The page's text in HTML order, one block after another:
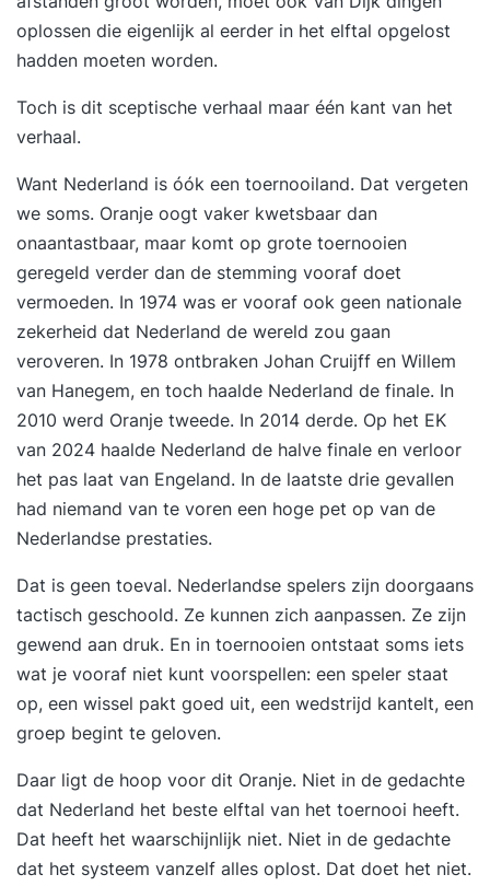
oplossen die eigenlijk al eerder in het elftal opgelost
hadden moeten worden.
Toch is dit sceptische verhaal maar één kant van het
verhaal.
Want Nederland is óók een toernooiland. Dat vergeten
we soms. Oranje oogt vaker kwetsbaar dan
onaantastbaar, maar komt op grote toernooien
geregeld verder dan de stemming vooraf doet
vermoeden. In 1974 was er vooraf ook geen nationale
zekerheid dat Nederland de wereld zou gaan
veroveren. In 1978 ontbraken Johan Cruijff en Willem
van Hanegem, en toch haalde Nederland de finale. In
2010 werd Oranje tweede. In 2014 derde. Op het EK
van 2024 haalde Nederland de halve finale en verloor
het pas laat van Engeland. In de laatste drie gevallen
had niemand van te voren een hoge pet op van de
Nederlandse prestaties.
Dat is geen toeval. Nederlandse spelers zijn doorgaans
tactisch geschoold. Ze kunnen zich aanpassen. Ze zijn
gewend aan druk. En in toernooien ontstaat soms iets
wat je vooraf niet kunt voorspellen: een speler staat
op, een wissel pakt goed uit, een wedstrijd kantelt, een
groep begint te geloven.
Daar ligt de hoop voor dit Oranje. Niet in de gedachte
dat Nederland het beste elftal van het toernooi heeft.
Dat heeft het waarschijnlijk niet. Niet in de gedachte
dat het systeem vanzelf alles oplost. Dat doet het niet.